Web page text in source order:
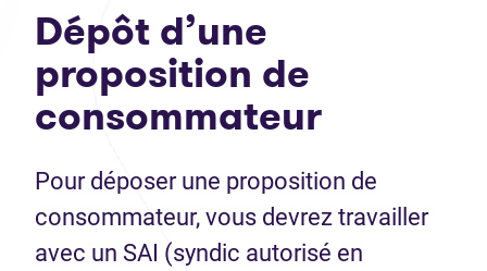
Dépôt d’une
proposition de
consommateur
Pour déposer une proposition de
consommateur, vous devrez travailler
avec un SAI (syndic autorisé en